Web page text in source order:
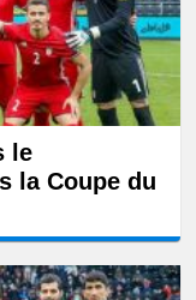
le
la Coupe du